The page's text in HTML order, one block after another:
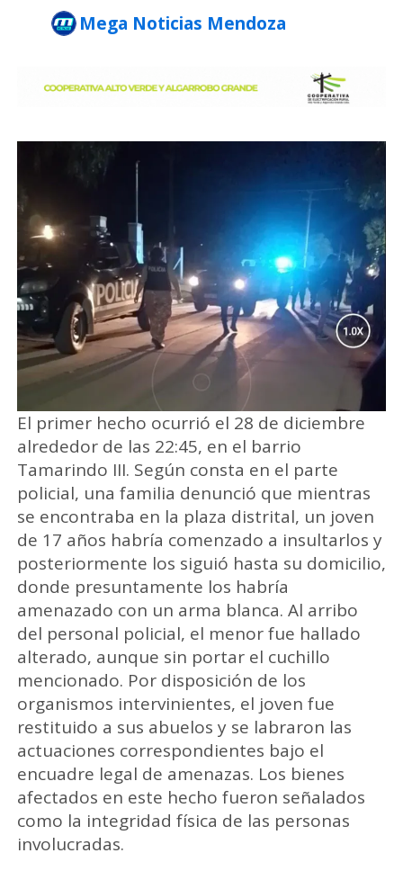
Mega Noticias Mendoza
El primer hecho ocurrió el 28 de diciembre
alrededor de las 22:45, en el barrio
Tamarindo III. Según consta en el parte
policial, una familia denunció que mientras
se encontraba en la plaza distrital, un joven
de 17 años habría comenzado a insultarlos y
posteriormente los siguió hasta su domicilio,
donde presuntamente los habría
amenazado con un arma blanca. Al arribo
del personal policial, el menor fue hallado
alterado, aunque sin portar el cuchillo
mencionado. Por disposición de los
organismos intervinientes, el joven fue
restituido a sus abuelos y se labraron las
actuaciones correspondientes bajo el
encuadre legal de amenazas. Los bienes
afectados en este hecho fueron señalados
como la integridad física de las personas
involucradas.